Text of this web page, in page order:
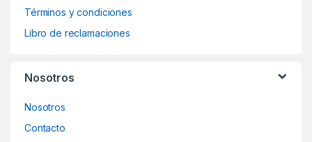
Términos y condiciones
Libro de reclamaciones
Nosotros
Nosotros
Contacto